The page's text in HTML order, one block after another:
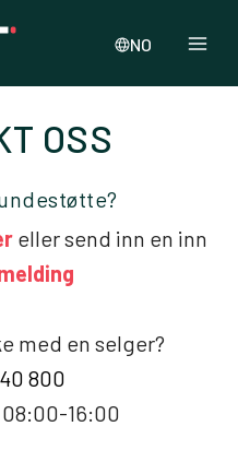
NO
OSS
eller send inn en inn
med en selger?
800
16:00